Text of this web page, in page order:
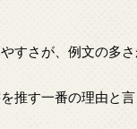
すさが、例文の多
推す一番の理由と